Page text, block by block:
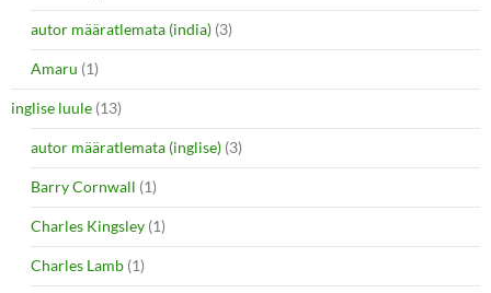
autor määratlemata (india) (3)
Amaru (1)
inglise luule (13)
autor määratlemata (inglise) (3)
Barry Cornwall (1)
Charles Kingsley (1)
Charles Lamb (1)